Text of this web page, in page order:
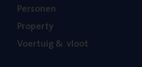
Per­so­nen
Pro­per­ty
Voer­tuig& vloot